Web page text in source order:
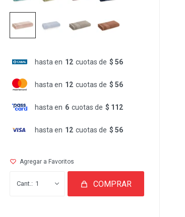
hasta en 12 cuotas de $ 56
hasta en 12 cuotas de $ 56
hasta en 6 cuotas de $ 112
hasta en 12 cuotas de $ 56
1 COMPRAR